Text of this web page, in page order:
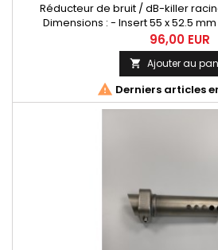
Réducteur de bruit / dB-killer
Dimensions : - Insert 55 x 52.5
96,00 EUR
 Ajouter au
 Derniers articles